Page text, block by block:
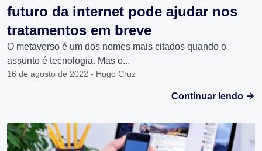
futuro da internet pode ajudar nos
tratamentos em breve
O metaverso é um dos nomes mais citados quando o
assunto é tecnologia. Mas o...
16 de agosto de 2022 - Hugo Cruz
Continuar lendo